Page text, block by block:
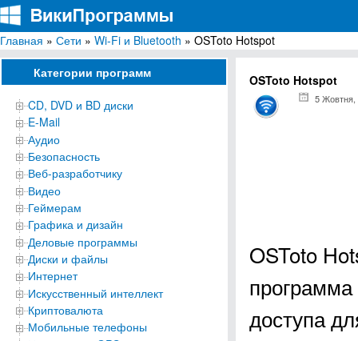
ВикиПрограммы
Энциклопедия бесплатных компьютерных программ для Windows
Главная » Сети » Wi-Fi и Bluetooth » OSToto Hotspot
Категории программ
CD, DVD и BD диски
E-Mail
Аудио
Безопасность
Веб-разработчику
Видео
Геймерам
Графика и дизайн
Деловые программы
Диски и файлы
Интернет
Искусственный интеллект
Криптовалюта
Мобильные телефоны
OSToto Hotspot
5 Жовтня,
OSToto
доступа